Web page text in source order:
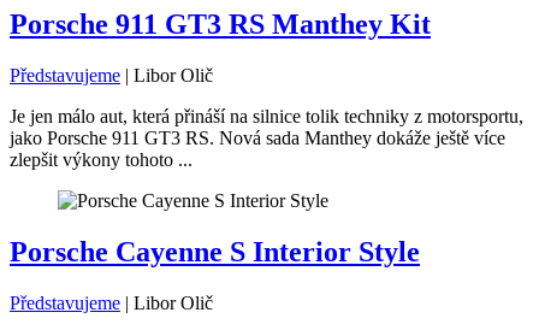
Porsche 911 GT3 RS Manthey Kit
Představujeme | Libor Olič
Je jen málo aut, která přináší na silnice tolik techniky z motorsportu,
jako Porsche 911 GT3 RS. Nová sada Manthey dokáže ještě více
zlepšit výkony tohoto ...
Porsche Cayenne S Interior Style
Představujeme | Libor Olič